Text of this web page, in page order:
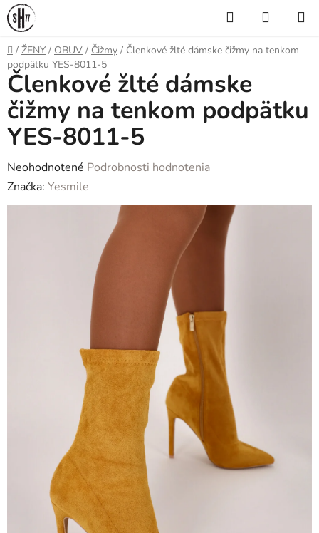
Prejsť
na
obsah
Hľadať
KOŠÍK
Domov
/ ŽENY / OBUV / Čižmy / Členkové žlté dámske čižmy na tenkom
podpätku YES-8011-5
Členkové žlté dámske
čižmy na tenkom podpätku
YES-8011-5
Priemerné
hodnotenie
produktu
Neohodnotené Podrobnosti hodnotenia
Značka: Yesmile